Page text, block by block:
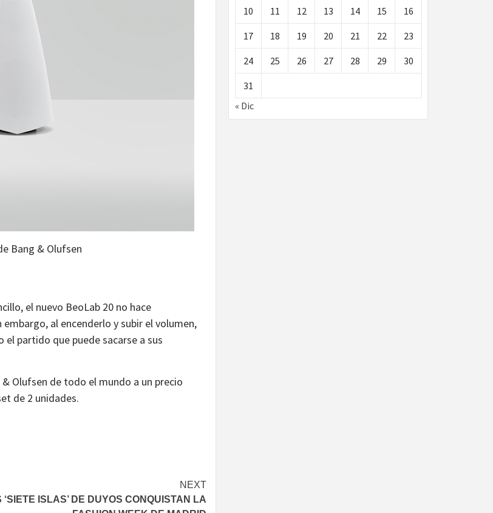
Bang & Olufsen
el nuevo BeoLab 20 no hace
al encenderlo y subir el volumen,
partido que puede sacarse a sus
Olufsen de todo el mundo a un precio
de 2 unidades.
NEXT
‘SIETE ISLAS’ DE DUYOS CONQUISTAN LA
10 11 12 13 14 15 16
17 18 19 20 21 22 23
24 25 26 27 28 29 30
31
« Dic